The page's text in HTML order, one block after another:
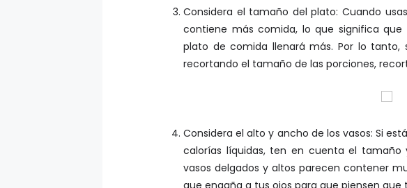
Considera el tamaño del plato: Cuando
contiene más comida, lo que significa
plato de comida llenará más. Por lo tanto,
recortando el tamaño de las porciones,
Considera el alto y ancho de los vasos: Si
calorías líquidas, ten en cuenta el tamaño
vasos delgados y altos parecen contener
que engaña a tus ojos para que piensen